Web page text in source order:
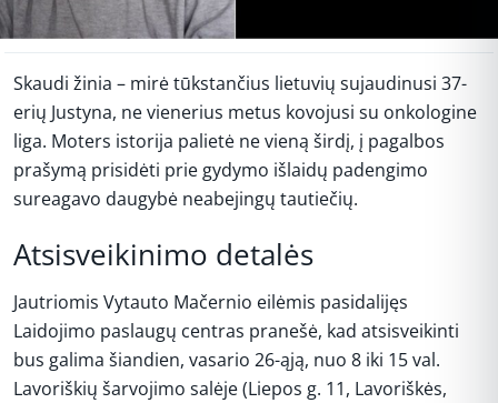
Skaudi žinia – mirė tūkstančius lietuvių sujaudinusi 37-
erių Justyna, ne vienerius metus kovojusi su onkologine
liga. Moters istorija palietė ne vieną širdį, į pagalbos
prašymą prisidėti prie gydymo išlaidų padengimo
sureagavo daugybė neabejingų tautiečių.
Atsisveikinimo detalės
Jautriomis Vytauto Mačernio eilėmis pasidalijęs
Laidojimo paslaugų centras pranešė, kad atsisveikinti
bus galima šiandien, vasario 26-ąją, nuo 8 iki 15 val.
Lavoriškių šarvojimo salėje (Liepos g. 11, Lavoriškės,